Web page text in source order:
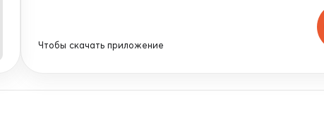
Чтобы скачать приложение